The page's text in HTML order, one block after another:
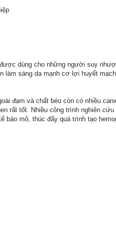
dùng cho những người suy
làm sáng da mạnh cơ lợi huyết
đạm và chất béo còn có nhiều
rất tốt. Nhiều công trình nghiên
mô, thúc đẩy quá trình tạo